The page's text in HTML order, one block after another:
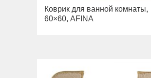
Коврик для ванной комнаты,
60×60, AFINA